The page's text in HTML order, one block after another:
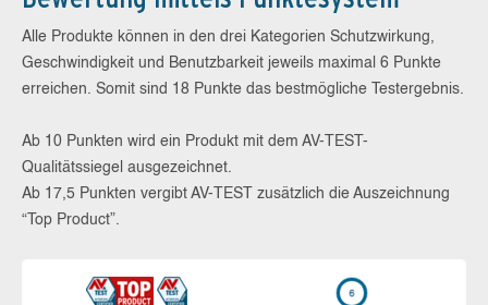
Alle Produkte können in den drei Kategorien Schutzwirkung,
Geschwindigkeit und Benutzbarkeit jeweils maximal 6 Punkte
erreichen. Somit sind 18 Punkte das bestmögliche Testergebnis.
Ab 10 Punkten wird ein Produkt mit dem AV-TEST-
Qualitätssiegel ausgezeichnet.
Ab 17,5 Punkten vergibt AV-TEST zusätzlich die Auszeichnung
“Top Product”.